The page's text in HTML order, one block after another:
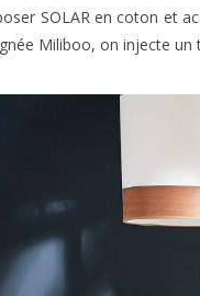
SOLAR en coton et
Miliboo, on injecte